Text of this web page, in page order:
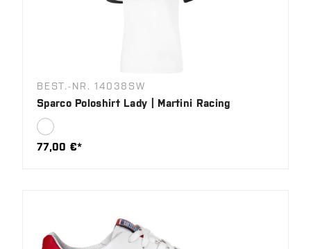
BEST.-NR. 14038SW
Sparco Poloshirt Lady | Martini Racing
77,00 €*